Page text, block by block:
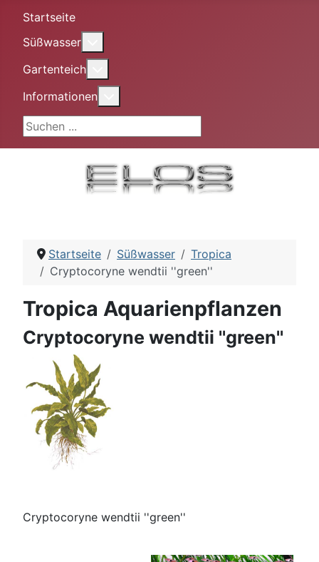
Startseite
Süßwasser
Gartenteich
Informationen
Suchen ...
Startseite Süßwasser
Tropica
Cryptocoryne wendtii ''green''
Tropica Aquarienpflanzen
Cryptocoryne wendtii ''green''
Cryptocoryne wendtii ''green''